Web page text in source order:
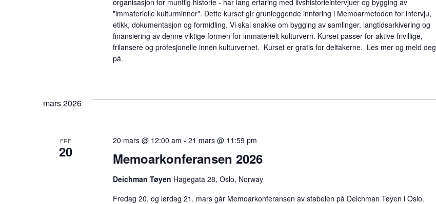
organisasjon for muntlig historie - har lang erfaring med livshistorieintervjuer og bygging av
"immaterielle kulturminner". Dette kurset gir grunleggende innføring i Memoarmetoden for intervju,
etikk, dokumentasjon og formidling. Vi skal snakke om bygging av samlinger, langtidsarkivering og
finansiering av denne viktige formen for immaterielt kulturvern. Kurset passer for aktive frivillige,
frilansere og profesjonelle innen kulturvernet. Kurset er gratis for deltakerne. Les mer og meld deg
på.
mars 2026
FRE
20 Memoarkonferansen 2026
20 mars @ 12:00 am - 21 mars @ 11:59 pm
Deichman Tøyen Hagegata 28, Oslo, Norway
Fredag 20. og lørdag 21. mars går Memoarkonferansen av stabelen på Deichman Tøyen i Oslo.